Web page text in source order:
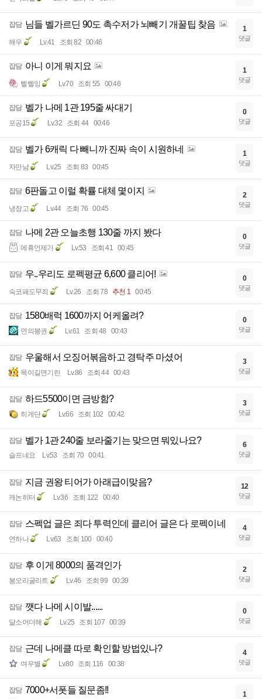
잡담 님들 벨가르딘 90도 촉수저가 뇌빼기 개꿀팁 찾음
해우 Lv.41 조회 82 00:46
1
댓글
잡담 아니 이게 뭐지요
삘삘잉 Lv.70 조회 55 00:46
1
댓글
잡담 벨가 나메 1관 195줄 싸대기
포공15 Lv.32 조회 44 00:46
0
댓글
잡담 벨가 6캐릭 다 빼니까 진짜 속이 시원하네
자만남 Lv.25 조회 83 00:45
1
댓글
잡담 6판돌고 이럴 확률 대체 몇이지
냉장고 Lv.44 조회 76 00:45
2
댓글
잡담 나메 2관 오늘초행 130줄 까지 봤다
에휴언제가 Lv.53 조회 41 00:45
0
댓글
잡담 우..우리도 로펙평균 6,600 클리어!
숙코패도무죄 Lv.26 조회 78 추천 1 00:45
0
댓글
잡담 1580배럭 1600까지 어케올려?
연의붕권 Lv.61 조회 48 00:43
0
댓글
잡담 우울해서 오징어볶음하고 경탁주 마셨어
목이길면기린 Lv.86 조회 44 00:43
3
댓글
잡담 하드5500이면 금방함?
히게단 Lv.66 조회 102 00:42
3
댓글
잡담 벨가 1관 240줄 보라줄기는 맞으면 뭐있나요?
슬프네요 Lv.53 조회 70 00:41
6
댓글
잡담 지금 권왕 티어가 아래급이맞음?
캐논히터 Lv.36 조회 122 00:40
12
댓글
잡담 스펙업 글은 죄다 투력인데 클리어 글은 다 로펙이네
연하나 Lv.63 조회 100 00:40
4
댓글
잡담 후 이게 8000의 품격인가
봉오리굴리트 Lv.46 조회 99 00:39
2
댓글
잡담 깻다 나메 시이발......
달소어더해 Lv.25 조회 107 00:39
0
댓글
잡담 근데 나메클 따로 확인할 방법있나?
여우별 Lv.80 조회 116 00:38
4
댓글
잡담 7000+서폿들 질문좀!! 1